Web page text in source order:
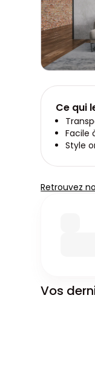
Ce qui
Facile
Style
Retrouvez
Vos